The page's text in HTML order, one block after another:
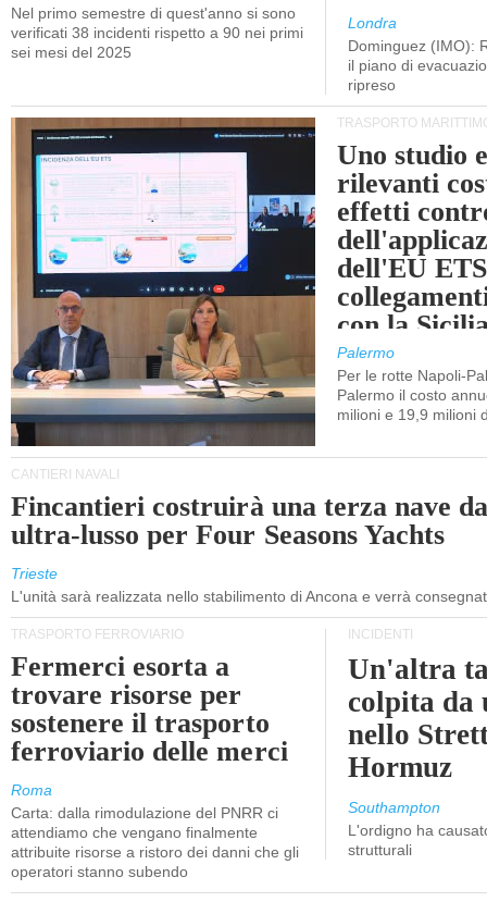
Nel primo semestre di quest'anno si sono
verificati 38 incidenti rispetto a 90 nei primi
sei mesi del 2025
Londra
Dominguez (IMO):
il piano di
ripreso
TRASPORTO
Uno studio
rilevanti
effetti
dell'EU
con la
Palermo
Per le rotte Napoli-
Palermo il costo
milioni e 19,9 milioni
CANTIERI NAVALI
Fincantieri costruirà una terza nave
ultra-lusso per Four Seasons Yachts
Trieste
L'unità sarà realizzata nello stabilimento di Ancona e verrà
TRASPORTO FERROVIARIO
Fermerci esorta a
trovare risorse per
sostenere il trasporto
ferroviario delle merci
Roma
Carta: dalla rimodulazione del PNRR ci
attendiamo che vengano finalmente
attribuite risorse a ristoro dei danni che gli
operatori stanno subendo
INCIDENTI
Un'altra
colpita da
nello
Hormuz
Southampton
L'ordigno ha
strutturali